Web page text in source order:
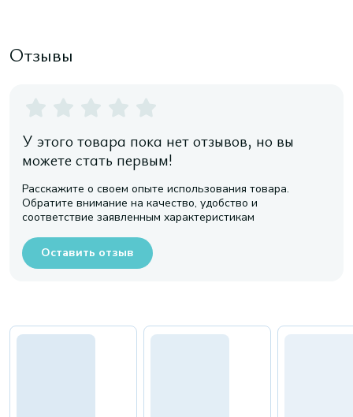
Отзывы
У этого товара пока нет отзывов, но вы
можете стать первым!
Расскажите о своем опыте использования товара.
Обратите внимание на качество, удобство и
соответствие заявленным характеристикам
Оставить отзыв